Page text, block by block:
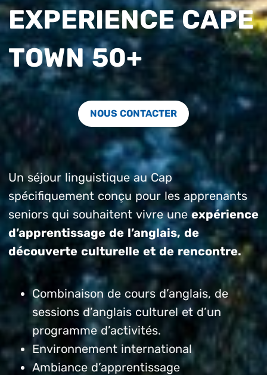
EXPERIENCE CAPE
TOWN 50+
NOUS CONTACTER
Un séjour linguistique au Cap
spécifiquement conçu pour les apprenants
seniors qui souhaitent vivre uneexpérience
d’apprentissage de l’anglais, de
découverte culturelle et de rencontre.
Combinaison de cours d’anglais, de
sessions d’anglais culturel et d’un
programme d’activités.
Environnement international
Ambiance d’apprentissage